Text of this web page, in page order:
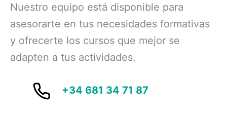
Nuestro equipo está disponible para
asesorarte en tus necesidades formativas
y ofrecerte los cursos que mejor se
adapten a tus actividades.
+34 681 34 71 87